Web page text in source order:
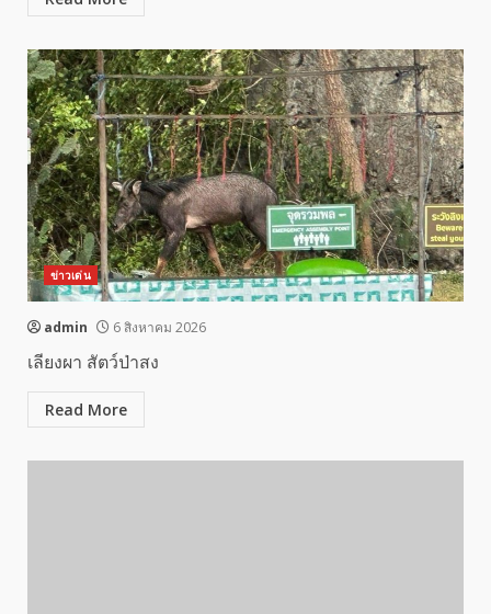
ข่าวเด่น
admin 6 สิงหาคม 2026
เลียงผา สัตว์ป่าสง
Read More